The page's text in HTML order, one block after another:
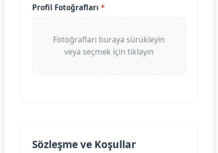
Profil Fotoğrafları *
Fotoğrafları buraya sürükleyin
veya seçmek için tıklayın
Sözleşme ve Koşullar